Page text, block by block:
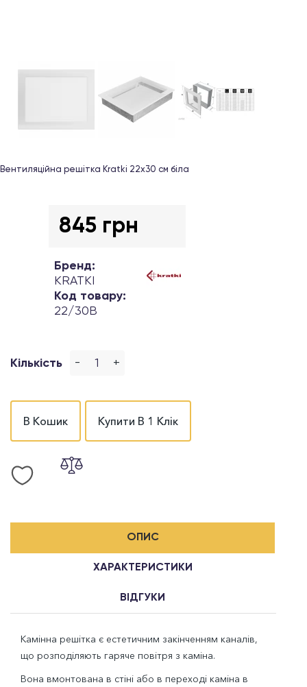
Вентиляційна решітка Kratki 22х30 см біла
845 грн
Бренд:
KRATKI
Код товару:
22/30B
Кількість - +
В Кошик Купити В 1 Клік
ОПИС
ХАРАКТЕРИСТИКИ
ВІДГУКИ
Камінна решітка є естетичним закінченням каналів,
що розподіляють гаряче повітря з каміна.
Вона вмонтована в стіні або в переході каміна в